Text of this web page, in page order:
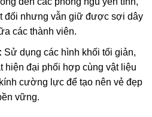
đối nhưng vẫn giữ được sợi dây
các thành viên.
Sử dụng các hình khối tối giản,
hiện đại phối hợp cùng vật liệu
cường lực để tạo nên vẻ đẹp
vững.